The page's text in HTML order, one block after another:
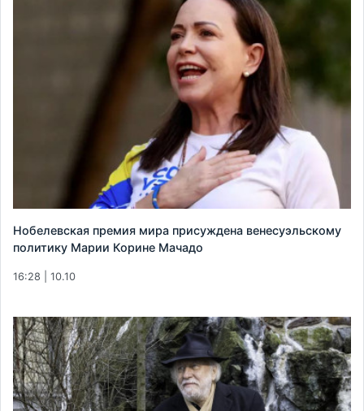
Нобелевская премия мира присуждена венесуэльскому
политику Марии Корине Мачадо
16:28 | 10.10